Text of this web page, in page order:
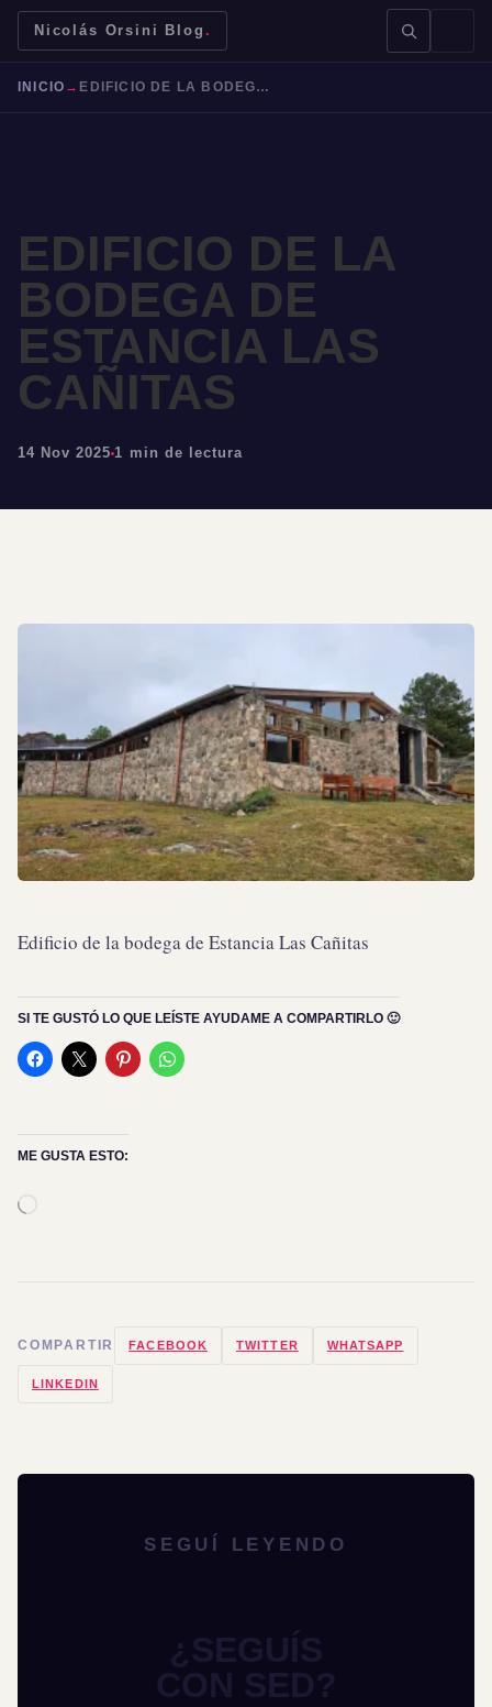
Nicolás Orsini Blog .
BUSCAR →
Mendoza Malbec Bodegas
INICIO → EDIFICIO DE LA BODEGA DE ESTANCIA LAS CAÑITAS
EDIFICIO DE LA
BODEGA DE
ESTANCIA LAS
CAÑITAS
14 Nov 2025 1 min de lectura
Edificio de la bodega de Estancia Las Cañitas
SI TE GUSTÓ LO QUE LEÍSTE AYUDAME A COMPARTIRLO 🙂
ME GUSTA ESTO:
COMPARTIR FACEBOOK TWITTER WHATSAPP
LINKEDIN
SEGUÍ LEYENDO
¿SEGUÍS
CON SED?